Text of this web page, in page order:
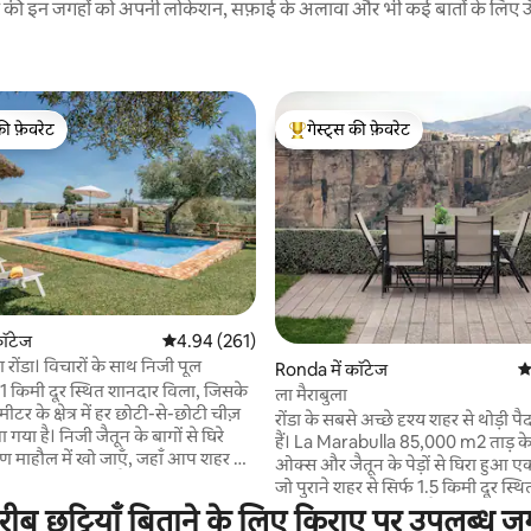
इन जगहों को अपनी लोकेशन, सफ़ाई के अलावा और भी कई बातों के लिए
फ़ेवरेट
फ़ेवरेट
औसत रेटिंग 5 में से 4.94, 261 समीक्षाएँ
4.94 (261)
विचारों के साथ निजी पूल
1 किमी दूर स्थित शानदार विला, जिसके
के क्षेत्र में हर छोटी-से-छोटी चीज़
के बागों से घिरे
माहौल में खो जाएँ, जहाँ आप शहर के
बारबेक्यू और निजी पूल में आराम कर
एक आरामदायक घर है, जिसे आपके
गेस्ट्स का टॉप फ़ेवरेट
गेस्ट्स की फ़ेवरेट
Ronda में कॉटेज
ला मैराबुला
रोंडा के सबसे अच्छे दृश्य शहर से थोड़ी
हैं। La Marabulla 85,000 m2 ताड़ के
ओक्स और जैतून के पेड़ों से घिरा हुआ एक
जो पुराने शहर से सिर्फ 1.5 किमी दूर स्थित
120 मीटर 2 का एक घर है जो दो
छुट्टियाँ बिताने के लिए किराए पर उपलब्ध